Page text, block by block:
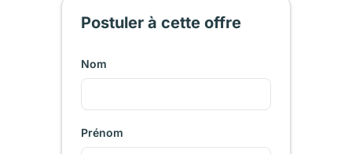
Postuler à cette offre
Nom
Prénom